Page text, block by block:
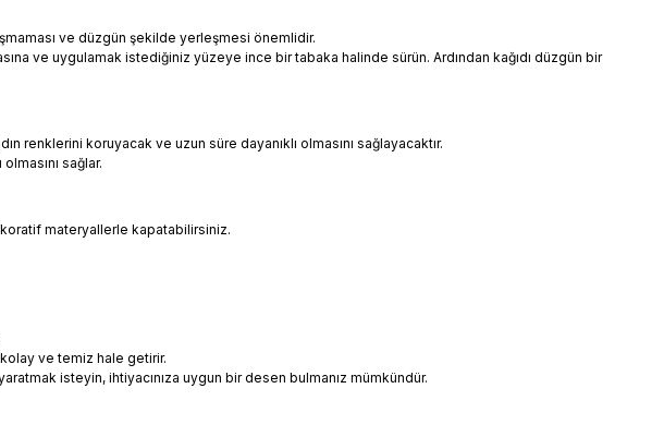
ve düzgün şekilde yerleşmesi önemlidir.
ve uygulamak istediğiniz yüzeye ince bir tabaka halinde sürün. Ardından kağıdı düzgün bir
renklerini koruyacak ve uzun süre dayanıklı olmasını sağlayacaktır.
sağlar.
materyallerle kapatabilirsiniz.
kolay ve temiz hale getirir.
isteyin, ihtiyacınıza uygun bir desen bulmanız mümkündür.